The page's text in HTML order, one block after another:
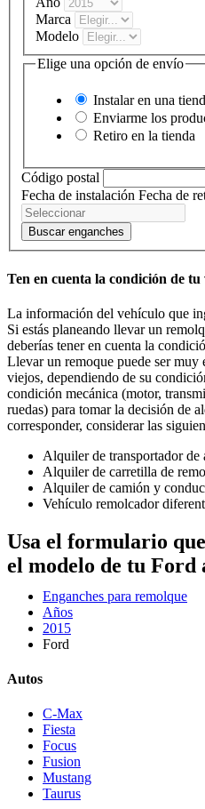
Marca
Modelo
Elige una opción de envío
Instalar en una
Enviarme los
Retiro en la tienda
Código postal
Fecha de instalación Fecha de
Buscar enganches
Ten en cuenta la condición de
La información del vehículo que
Si estás planeando llevar un
deberías tener en cuenta la
Llevar un remoque puede ser muy
viejos, dependiendo de su
condición mecánica (motor,
ruedas) para tomar la decisión de
corresponder, considerar las
Alquiler de transportador de
Alquiler de carretilla de
Alquiler de camión y
Vehículo remolcador
Usa el formulario
el modelo de tu Ford
Enganches para remolque
Años
2015
Ford
Autos
C-Max
Fiesta
Focus
Fusion
Mustang
Taurus